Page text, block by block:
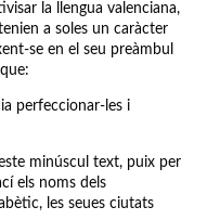
la llengua valenciana,
a soles un caràcter
se en el seu preàmbul
perfeccionar-les i
minúscul text, puix per
els noms dels
les seues ciutats